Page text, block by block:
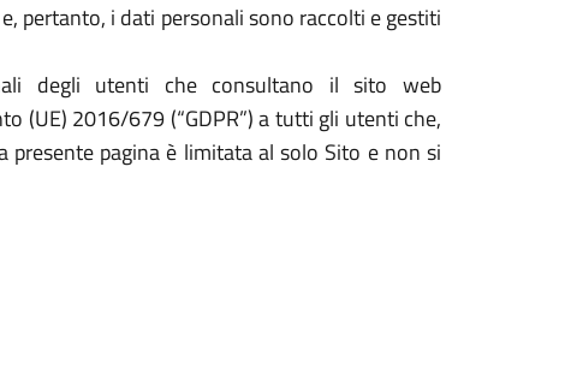
pertanto, i dati personali sono raccolti e gestiti
degli utenti che consultano il sito web
(UE) 2016/679 (“GDPR”) a tutti gli utenti che,
pagina è limitata al solo Sito e non si